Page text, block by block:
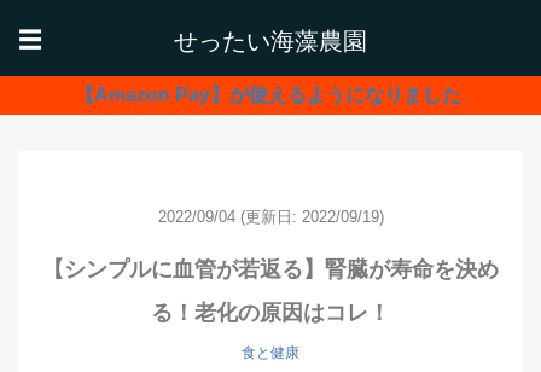
☰ せったい海藻農園
【Amazon Pay】が使えるようになりました.
2022/09/04 (更新日: 2022/09/19)
【シンプルに血管が若返る】腎臓が寿命を決め
る！老化の原因はコレ！
食と健康